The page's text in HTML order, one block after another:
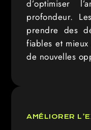
d’optimiser
profondeur.
prendre des
fiables et
de nouvelles
AMÉLIORER